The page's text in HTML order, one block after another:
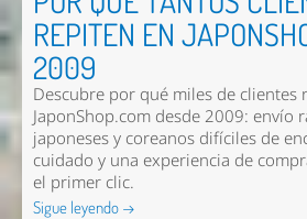
REPITEN EN
2009
Descubre por qué miles de clientes
JaponShop.com desde 2009: envío
japoneses y coreanos difíciles de
cuidado y una experiencia de
el primer clic.
Sigue leyendo →